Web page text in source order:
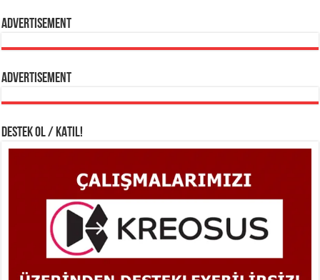
Advertisement
Advertisement
DESTEK OL / KATIL!